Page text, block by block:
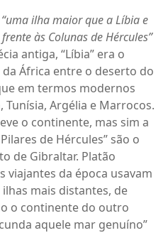
“uma ilha maior que a Líbia e
às Colunas de Hércules”
antiga, “Líbia” era o
África entre o deserto do
em termos modernos
Tunísia, Argélia e Marrocos.
o continente, mas sim a
de Hércules” são o
de Gibraltar. Platão
viajantes da época usavam
mais distantes, de
o continente do outro
aquele mar genuíno”